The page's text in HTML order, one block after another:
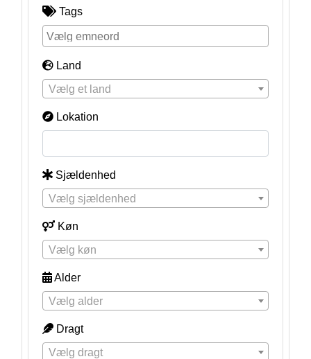
Tags
Land
Vælg et land
Lokation
Sjældenhed
Vælg sjældenhed
Køn
Vælg køn
Alder
Vælg alder
Dragt
Vælg dragt